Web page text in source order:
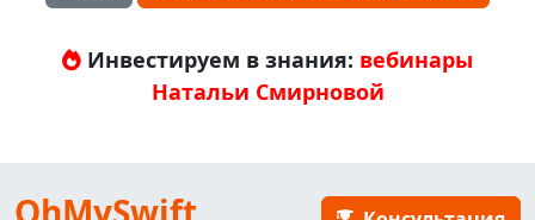
Инвестируем в знания: вебинары
Натальи Смирновой